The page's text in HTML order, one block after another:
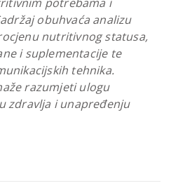
obuhvaća analizu
nutritivnog statusa,
i suplementacije te
tehnika.
razumjeti ulogu
zdravlja i unapređenju